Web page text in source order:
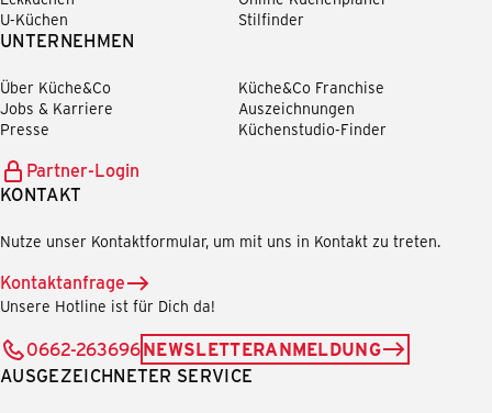
U-Küchen
Stilfinder
UNTERNEHMEN
Über Küche&Co
Jobs & Karriere
Presse
Küche&Co Franchise
Auszeichnungen
Küchenstudio-Finder
Partner-Login
KONTAKT
Nutze unser Kontaktformular, um mit uns in Kontakt zu treten.
Kontaktanfrage
Unsere Hotline ist für Dich da!
0662-263696NEWSLETTERANMELDUNG
AUSGEZEICHNETER SERVICE